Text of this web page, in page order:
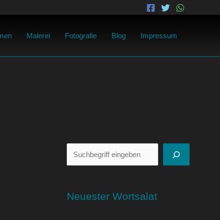
Malerei Fotografie Blog Impressum
Neuester Wortsalat